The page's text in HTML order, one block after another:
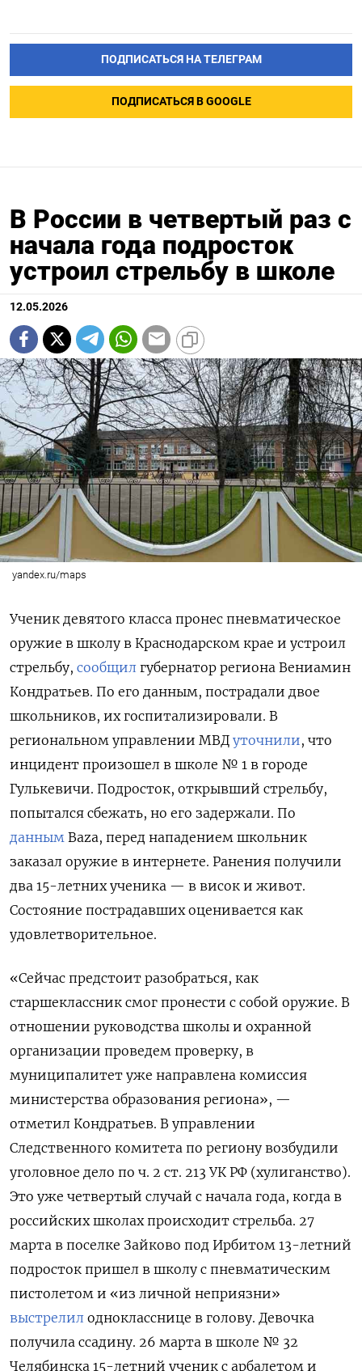
ПОДПИСАТЬСЯ НА ТЕЛЕГРАМ
ПОДПИСАТЬСЯ В GOOGLE
В России в четвертый раз с
начала года подросток
устроил стрельбу в школе
12.05.2026
yandex.ru/maps
Ученик девятого класса пронес пневматическое
оружие в школу в Краснодарском крае и устроил
стрельбу, сообщил губернатор региона Вениамин
Кондратьев. По его данным, пострадали двое
школьников, их госпитализировали. В
региональном управлении МВД уточнили, что
инцидент произошел в школе № 1 в городе
Гулькевичи. Подросток, открывший стрельбу,
попытался сбежать, но его задержали. По
данным Baza, перед нападением школьник
заказал оружие в интернете. Ранения получили
два 15-летних ученика — в висок и живот.
Состояние пострадавших оценивается как
удовлетворительное.
«Сейчас предстоит разобраться, как
старшеклассник смог пронести с собой оружие. В
отношении руководства школы и охранной
организации проведем проверку, в
муниципалитет уже направлена комиссия
министерства образования региона», —
отметил Кондратьев. В управлении
Следственного комитета по региону возбудили
уголовное дело по ч. 2 ст. 213 УК РФ (хулиганство).
Это уже четвертый случай с начала года, когда в
российских школах происходит стрельба. 27
марта в поселке Зайково под Ирбитом 13-летний
подросток пришел в школу с пневматическим
пистолетом и «из личной неприязни»
выстрелил однокласснице в голову. Девочка
получила ссадину. 26 марта в школе № 32
Челябинска 15-летний ученик с арбалетом и